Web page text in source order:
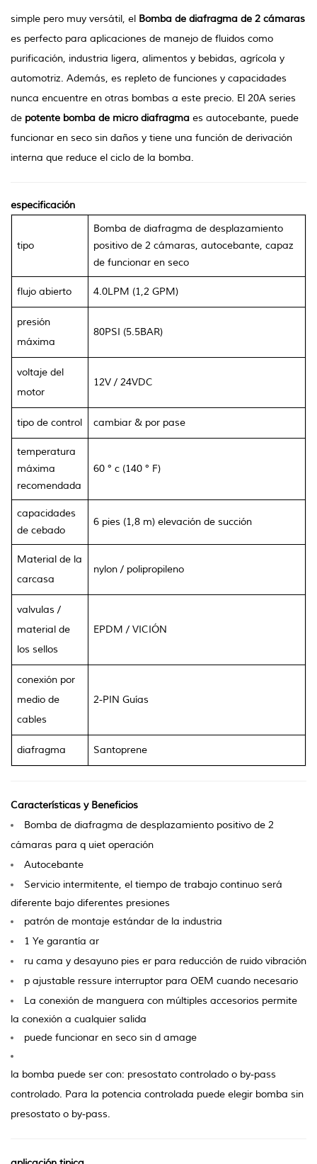
simple pero muy versátil, el Bomba de diafragma de 2 cámaras
es perfecto para aplicaciones de manejo de fluidos como
purificación, industria ligera, alimentos y bebidas, agrícola y
automotriz. Además, es repleto de funciones y capacidades
nunca encuentre en otras bombas a este precio. El 20A series
de potente bomba de micro diafragma es autocebante, puede
funcionar en seco sin daños y tiene una función de derivación
interna que reduce el ciclo de la bomba.
especificación
tipo
Bomba de diafragma de desplazamiento
positivo de 2 cámaras, autocebante, capaz
de funcionar en seco
flujo abierto 4.0LPM (1,2 GPM)
presión
máxima
80PSI (5.5BAR)
voltaje del
motor
12V / 24VDC
tipo de control cambiar & por pase
temperatura
máxima
recomendada
60 ° c (140 ° F)
capacidades
de cebado
6 pies (1,8 m) elevación de succión
Material de la
carcasa
nylon / polipropileno
valvulas /
material de
los sellos
EPDM / VICIÓN
conexión por
medio de
cables
2-PIN Guías
diafragma Santoprene
Características y Beneficios
Bomba de diafragma de desplazamiento positivo de 2
cámaras para q uiet operación
Autocebante
Servicio intermitente, el tiempo de trabajo continuo será
diferente bajo diferentes presiones
patrón de montaje estándar de la industria
1 Ye garantía ar
ru cama y desayuno pies er para reducción de ruido vibración
p ajustable ressure interruptor para OEM cuando necesario
La conexión de manguera con múltiples accesorios permite
la conexión a cualquier salida
puede funcionar en seco sin d amage
la bomba puede ser con: presostato controlado o by-pass
controlado. Para la potencia controlada puede elegir bomba sin
presostato o by-pass.